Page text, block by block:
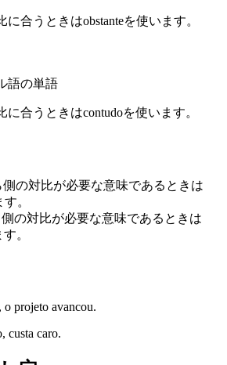
合うときはobstanteを使います。
語の単語
合うときはcontudoを使います。
側の対比が必要な意味であるときは
。
の対比が必要な意味であるときは
。
o projeto avancou.
custa caro.